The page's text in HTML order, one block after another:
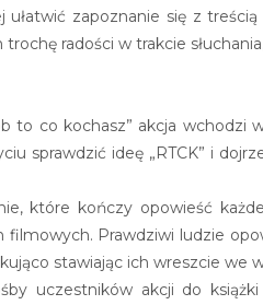
ułatwić zapoznanie się z
trochę radości w trakcie
to co kochasz” akcja wchodzi
sprawdzić ideę „RTCK” i
które kończy opowieść
Prawdziwi ludzie
stawiając ich wreszcie we
uczestników akcji do